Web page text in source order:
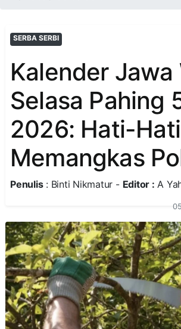
SERBA SERBI
Kalender Jawa
Selasa Pahing
2026: Hati-
Memangkas
Penulis: Binti Nikmatur - Editor : A